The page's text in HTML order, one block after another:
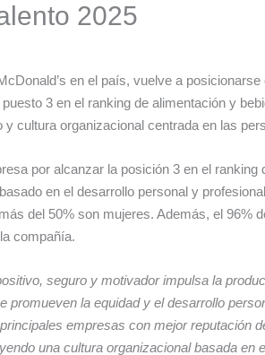
2025
en el país, vuelve a
3 en el ranking de alimentación y
cultura organizacional centrada en las
por alcanzar la posición 3 en el
en el desarrollo personal y
del 50% son mujeres. Además, el 96%
compañía.
seguro y motivador impulsa la
la equidad y el desarrollo
empresas con mejor reputación
una cultura organizacional basada en